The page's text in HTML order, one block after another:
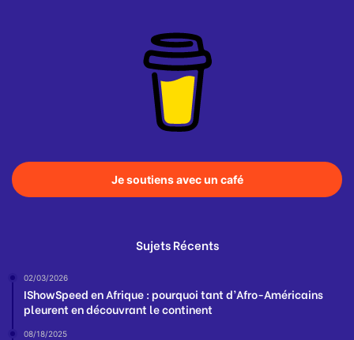
Je soutiens avec un café
Sujets Récents
02/03/2026
IShowSpeed en Afrique : pourquoi tant d’Afro-Américains
pleurent en découvrant le continent
08/18/2025